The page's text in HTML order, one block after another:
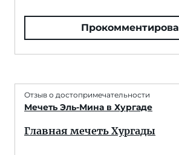
Отзыв о достопримечательности
Мечеть Эль-Мина в Хургаде
Главная мечеть Хургады